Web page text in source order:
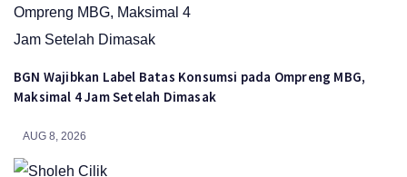
BGN Wajibkan Label Batas Konsumsi pada Ompreng MBG,
Maksimal 4 Jam Setelah Dimasak
AUG 8, 2026